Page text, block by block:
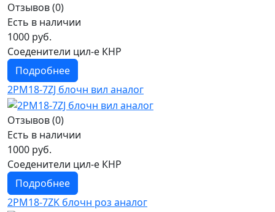
Отзывов (0)
Есть в наличии
1000 руб.
Соеденители цил-е КНР
Подробнее
2РМ18-7ZJ блочн вил аналог
Отзывов (0)
Есть в наличии
1000 руб.
Соеденители цил-е КНР
Подробнее
2РМ18-7ZK блочн роз аналог